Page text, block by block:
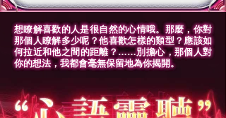
想瞭解喜歡的人是很自然的心情哦。那麼，你對
那個人瞭解多少呢？他喜歡怎樣的類型？應該如
何拉近和他之間的距離？……別擔心，那個人對
你的想法，我都會毫無保留地為你揭開。